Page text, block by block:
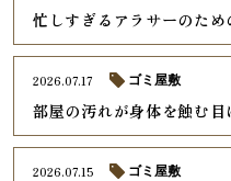
忙しすぎるアラサーのた
部屋の汚れが身体を蝕む
2026.07.17 ゴミ屋敷
2026.07.15 ゴミ屋敷